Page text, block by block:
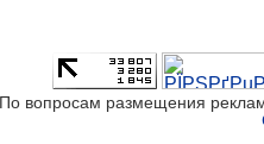
По вопросам размещения